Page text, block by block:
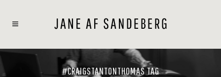
#CRAIGSTANTONTHOMAS TAG